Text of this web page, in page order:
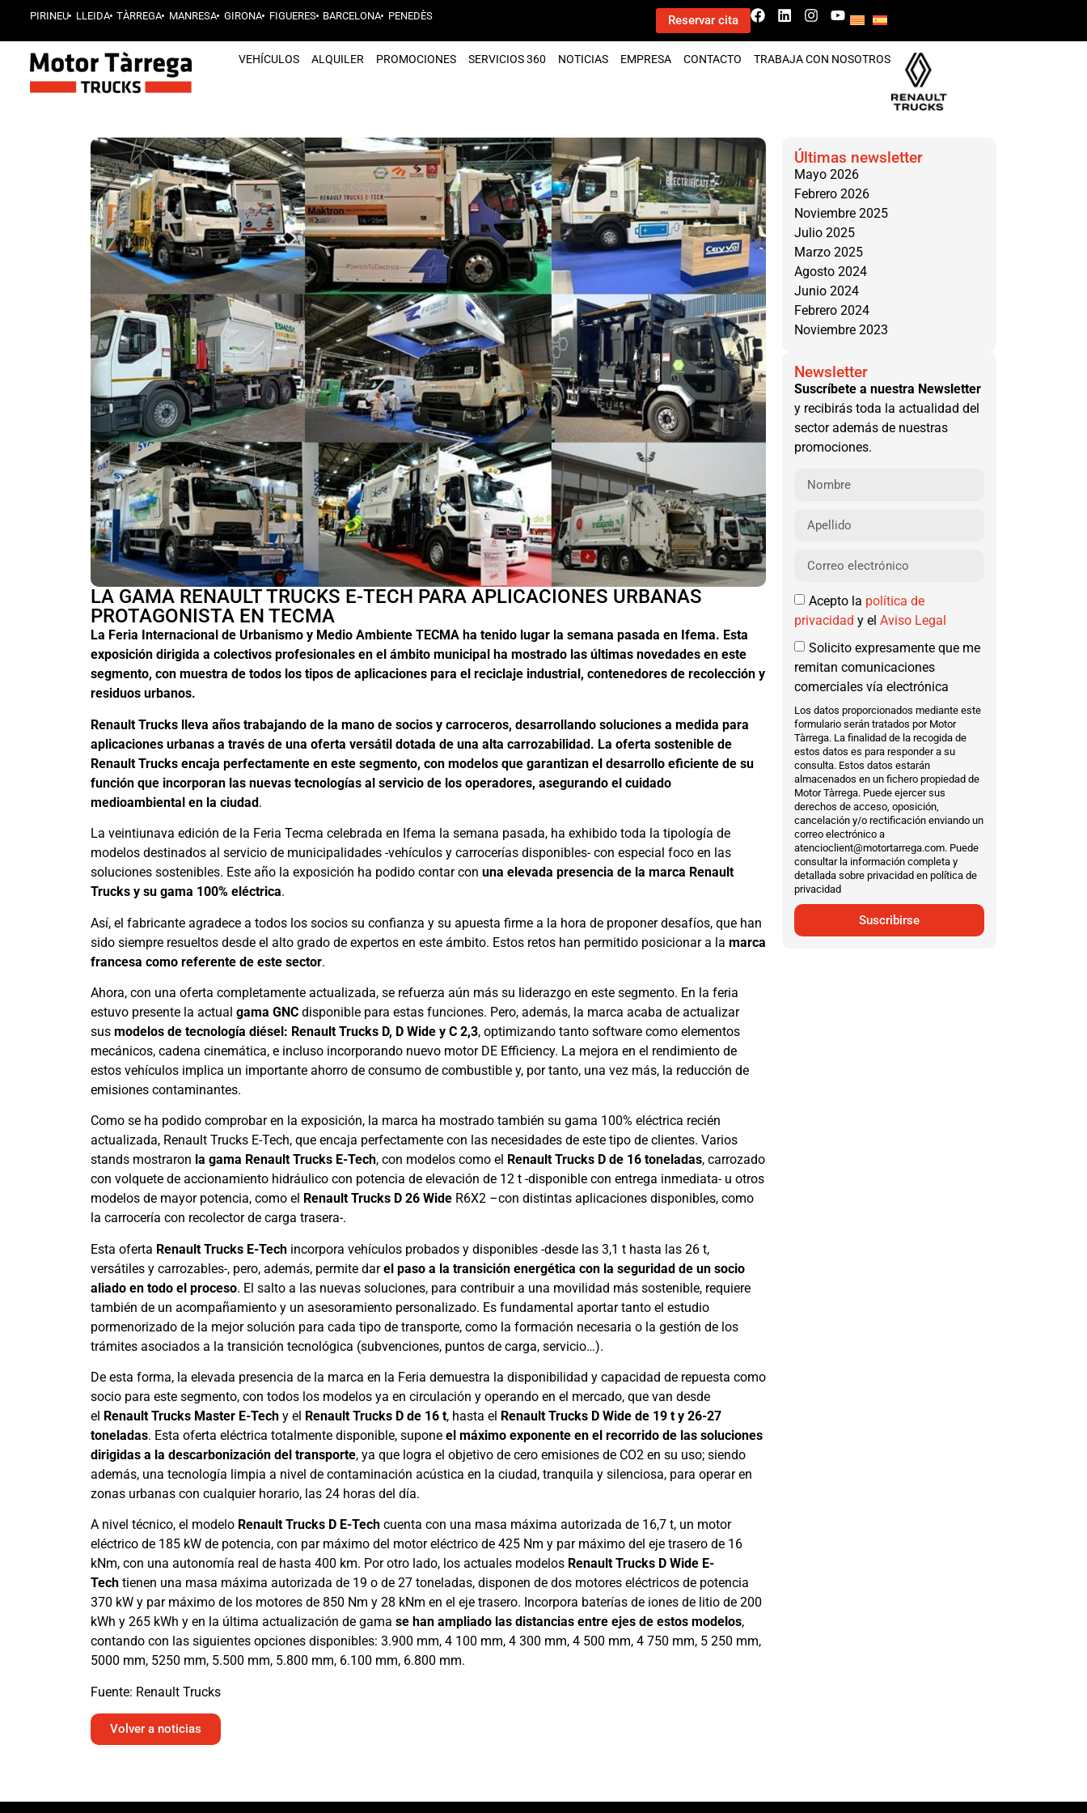
PIRINEU LLEIDA TÀRREGA MANRESA GIRONA FIGUERES BARCELONA PENEDÈS Reservar cita
VEHÍCULOS ALQUILER PROMOCIONES SERVICIOS 360 NOTICIAS EMPRESA CONTACTO TRABAJA CON NOSOTROS
LA GAMA RENAULT TRUCKS E-TECH PARA APLICACIONES URBANAS
PROTAGONISTA EN TECMA
La Feria Internacional de Urbanismo y Medio Ambiente TECMA ha tenido lugar la semana pasada en Ifema. Esta
exposición dirigida a colectivos profesionales en el ámbito municipal ha mostrado las últimas novedades en este
segmento, con muestra de todos los tipos de aplicaciones para el reciclaje industrial, contenedores de recolección y
residuos urbanos.
Renault Trucks lleva años trabajando de la mano de socios y carroceros, desarrollando soluciones a medida para
aplicaciones urbanas a través de una oferta versátil dotada de una alta carrozabilidad. La oferta sostenible de
Renault Trucks encaja perfectamente en este segmento, con modelos que garantizan el desarrollo eficiente de su
función que incorporan las nuevas tecnologías al servicio de los operadores, asegurando el cuidado
medioambiental en la ciudad.
La veintiunava edición de la Feria Tecma celebrada en Ifema la semana pasada, ha exhibido toda la tipología de
modelos destinados al servicio de municipalidades -vehículos y carrocerías disponibles- con especial foco en las
soluciones sostenibles. Este año la exposición ha podido contar con una elevada presencia de la marca Renault
Trucks y su gama 100% eléctrica.
Así, el fabricante agradece a todos los socios su confianza y su apuesta firme a la hora de proponer desafíos, que han
sido siempre resueltos desde el alto grado de expertos en este ámbito. Estos retos han permitido posicionar a la marca
francesa como referente de este sector.
Ahora, con una oferta completamente actualizada, se refuerza aún más su liderazgo en este segmento. En la feria
estuvo presente la actual gama GNC disponible para estas funciones. Pero, además, la marca acaba de actualizar
sus modelos de tecnología diésel: Renault Trucks D, D Wide y C 2,3, optimizando tanto software como elementos
mecánicos, cadena cinemática, e incluso incorporando nuevo motor DE Efficiency. La mejora en el rendimiento de
estos vehículos implica un importante ahorro de consumo de combustible y, por tanto, una vez más, la reducción de
emisiones contaminantes.
Como se ha podido comprobar en la exposición, la marca ha mostrado también su gama 100% eléctrica recién
actualizada, Renault Trucks E-Tech, que encaja perfectamente con las necesidades de este tipo de clientes. Varios
stands mostraron la gama Renault Trucks E-Tech, con modelos como el Renault Trucks D de 16 toneladas, carrozado
con volquete de accionamiento hidráulico con potencia de elevación de 12 t -disponible con entrega inmediata- u otros
modelos de mayor potencia, como el Renault Trucks D 26 Wide R6X2 –con distintas aplicaciones disponibles, como
la carrocería con recolector de carga trasera-.
Esta oferta Renault Trucks E-Tech incorpora vehículos probados y disponibles -desde las 3,1 t hasta las 26 t,
versátiles y carrozables-, pero, además, permite darel paso a la transición energética con la seguridad de un socio
aliado en todo el proceso. El salto a las nuevas soluciones, para contribuir a una movilidad más sostenible, requiere
también de un acompañamiento y un asesoramiento personalizado. Es fundamental aportar tanto el estudio
pormenorizado de la mejor solución para cada tipo de transporte, como la formación necesaria o la gestión de los
trámites asociados a la transición tecnológica (subvenciones, puntos de carga, servicio…).
De esta forma, la elevada presencia de la marca en la Feria demuestra la disponibilidad y capacidad de repuesta como
socio para este segmento, con todos los modelos ya en circulación y operando en el mercado, que van desde
el Renault Trucks Master E-Tech y el Renault Trucks D de 16 t, hasta el Renault Trucks D Wide de 19 t y 26-27
toneladas. Esta oferta eléctrica totalmente disponible, supone el máximo exponente en el recorrido de las soluciones
dirigidas a la descarbonización del transporte, ya que logra el objetivo de cero emisiones de CO2 en su uso; siendo
además, una tecnología limpia a nivel de contaminación acústica en la ciudad, tranquila y silenciosa, para operar en
zonas urbanas con cualquier horario, las 24 horas del día.
A nivel técnico, el modelo Renault Trucks D E-Tech cuenta con una masa máxima autorizada de 16,7 t, un motor
eléctrico de 185 kW de potencia, con par máximo del motor eléctrico de 425 Nm y par máximo del eje trasero de 16
kNm, con una autonomía real de hasta 400 km. Por otro lado, los actuales modelos Renault Trucks D Wide E-
Tech tienen una masa máxima autorizada de 19 o de 27 toneladas, disponen de dos motores eléctricos de potencia
370 kW y par máximo de los motores de 850 Nm y 28 kNm en el eje trasero. Incorpora baterías de iones de litio de 200
kWh y 265 kWh y en la última actualización de gama se han ampliado las distancias entre ejes de estos modelos,
contando con las siguientes opciones disponibles: 3.900 mm, 4 100 mm, 4 300 mm, 4 500 mm, 4 750 mm, 5 250 mm,
5000 mm, 5250 mm, 5.500 mm, 5.800 mm, 6.100 mm, 6.800 mm.
Fuente: Renault Trucks
Volver a noticias
Últimas newsletter
Mayo 2026
Febrero 2026
Noviembre 2025
Julio 2025
Marzo 2025
Agosto 2024
Junio 2024
Febrero 2024
Noviembre 2023
Newsletter
Suscríbete a nuestra Newsletter
y recibirás toda la actualidad del
sector además de nuestras
promociones.
Acepto la política de
privacidad y el Aviso Legal
Solicito expresamente que me
remitan comunicaciones
comerciales vía electrónica
Los datos proporcionados mediante este
formulario serán tratados por Motor
Tàrrega. La finalidad de la recogida de
estos datos es para responder a su
consulta. Estos datos estarán
almacenados en un fichero propiedad de
Motor Tàrrega. Puede ejercer sus
derechos de acceso, oposición,
cancelación y/o rectificación enviando un
correo electrónico a
atencioclient@motortarrega.com. Puede
consultar la información completa y
detallada sobre privacidad en política de
privacidad
Suscribirse